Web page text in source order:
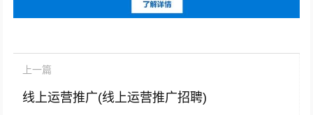
上一篇
线上运营推广(线上运营推广招聘)